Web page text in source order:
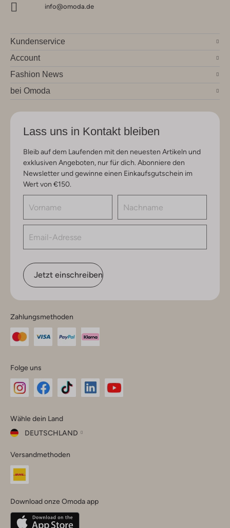
info@omoda.de
Kundenservice
Account
Fashion News
bei Omoda
Lass uns in Kontakt bleiben
Bleib auf dem Laufenden mit den neuesten Artikeln und
exklusiven Angeboten, nur für dich. Abonniere den
Newsletter und gewinne einen Einkaufsgutschein im
Wert von €150.
Jetzt einschreiben
Zahlungsmethoden
Folge uns
Instagram
Facebook
TikTok
Wähle dein Land
DEUTSCHLAND
dein
Land
Belgique(Français)
Versandmethoden
Download onze Omoda app